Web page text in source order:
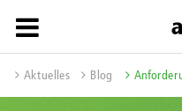
Aktuelles Blog